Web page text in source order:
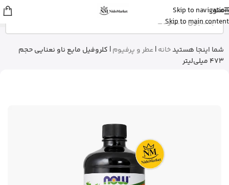
Skip to navigation
Skip to main content
منو
شما اینجا هستیدخانه|عطر و پرفیوم| کلروفیل مایع ناو نعنایی حجم
473 میلی‌لیتر
مهرنوشاز تهران
کلروفیل مایع ناو نعنایی رو خرید کرد